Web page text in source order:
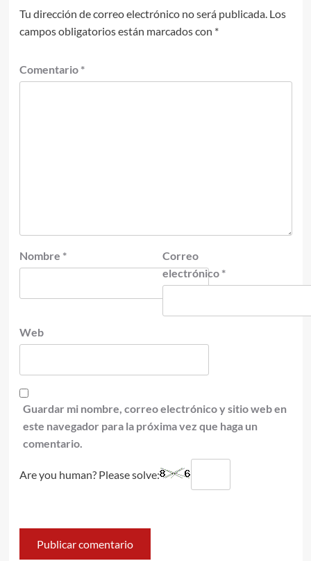
Tu dirección de correo electrónico no será publicada. Los
campos obligatorios están marcados con *
Comentario *
Nombre *
Correo
electrónico *
Web
Guardar mi nombre, correo electrónico y sitio web en
este navegador para la próxima vez que haga un
comentario.
Are you human? Please solve: